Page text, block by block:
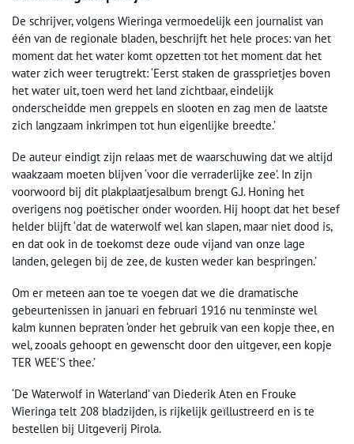
De schrijver, volgens Wieringa vermoedelijk een journalist van
één van de regionale bladen, beschrijft het hele proces: van het
moment dat het water komt opzetten tot het moment dat het
water zich weer terugtrekt: ‘Eerst staken de grassprietjes boven
het water uit, toen werd het land zichtbaar, eindelijk
onderscheidde men greppels en slooten en zag men de laatste
zich langzaam inkrimpen tot hun eigenlijke breedte.’
De auteur eindigt zijn relaas met de waarschuwing dat we altijd
waakzaam moeten blijven ‘voor die verraderlijke zee’. In zijn
voorwoord bij dit plakplaatjesalbum brengt G.J. Honing het
overigens nog poëtischer onder woorden. Hij hoopt dat het besef
helder blijft ‘dat de waterwolf wel kan slapen, maar niet dood is,
en dat ook in de toekomst deze oude vijand van onze lage
landen, gelegen bij de zee, de kusten weder kan bespringen.’
Om er meteen aan toe te voegen dat we die dramatische
gebeurtenissen in januari en februari 1916 nu tenminste wel
kalm kunnen bepraten ‘onder het gebruik van een kopje thee, en
wel, zooals gehoopt en gewenscht door den uitgever, een kopje
TER WEE’S thee.’
‘De Waterwolf in Waterland’ van Diederik Aten en Frouke
Wieringa telt 208 bladzijden, is rijkelijk geïllustreerd en is te
bestellen bij Uitgeverij Pirola.